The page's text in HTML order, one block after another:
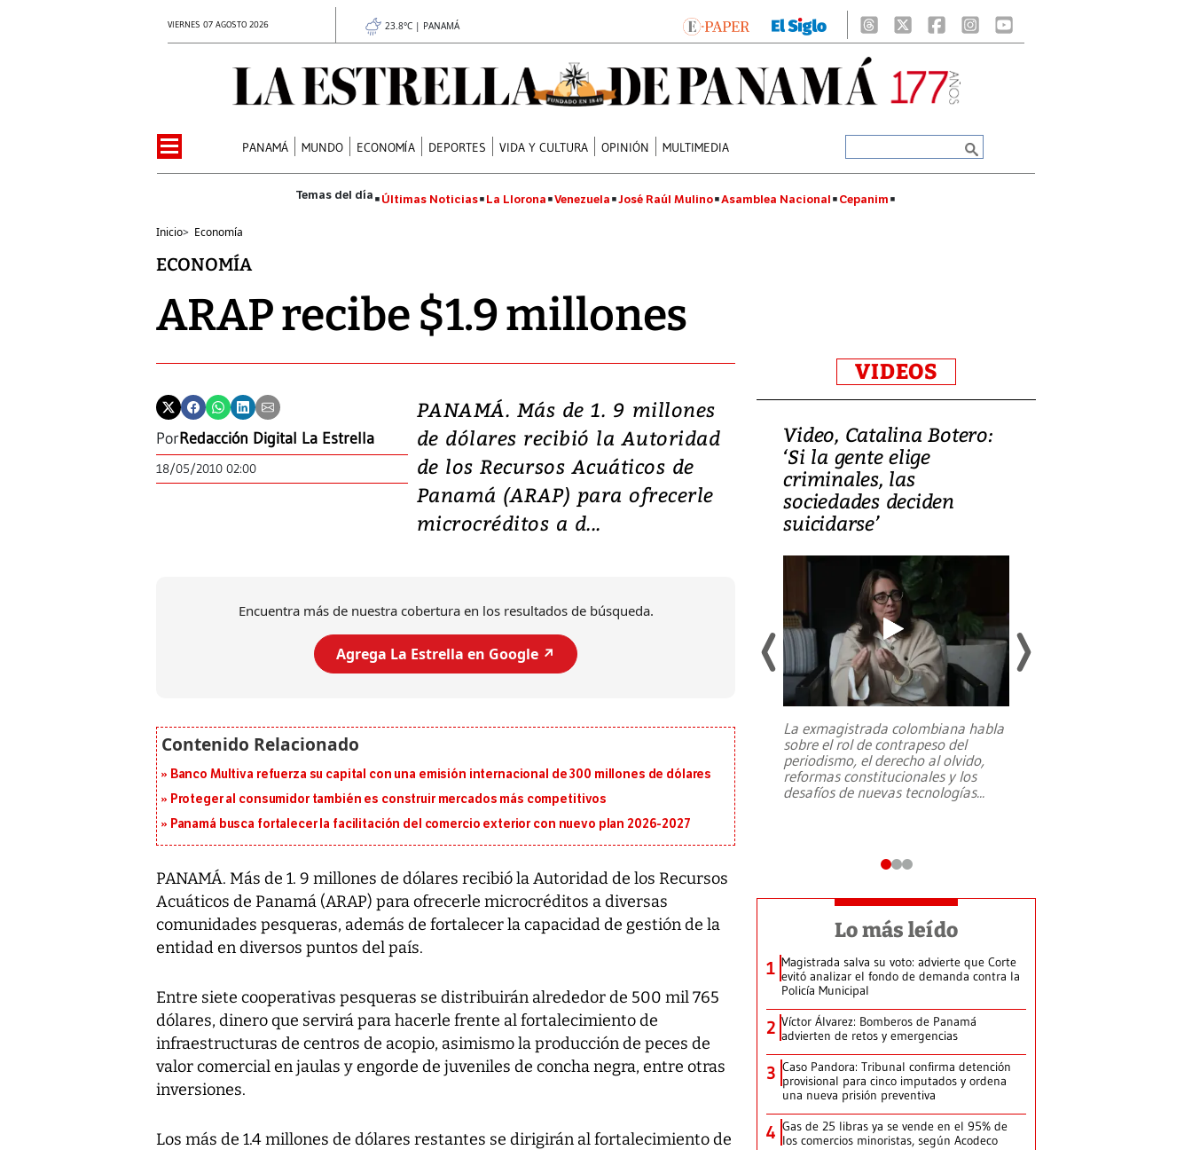
VIERNES 07 AGOSTO 2026 23.8°C | PANAMÁ
PANAMÁ MUNDO ECONOMÍA DEPORTES VIDA Y CULTURA OPINIÓN MULTIMEDIA
Últimas Noticias La Llorona Venezuela José Raúl Mulino Asamblea Nacional Cepanim
Inicio> Economía
ECONOMÍA
ARAP recibe $1.9 millones
PorRedacción Digital La Estrella
18/05/2010 02:00
PANAMÁ. Más de 1. 9 millones
de dólares recibió la Autoridad
de los Recursos Acuáticos de
Panamá (ARAP) para ofrecerle
microcréditos a d...
Encuentra más de nuestra cobertura en los resultados de búsqueda.
Agrega La Estrella en Google ↗️
Banco Multiva refuerza su capital con una emisión internacional de 300 millones de dólares
Proteger al consumidor también es construir mercados más competitivos
Panamá busca fortalecer la facilitación del comercio exterior con nuevo plan 2026-2027
PANAMÁ. Más de 1. 9 millones de dólares recibió la Autoridad de los Recursos
Acuáticos de Panamá (ARAP) para ofrecerle microcréditos a diversas
comunidades pesqueras, además de fortalecer la capacidad de gestión de la
entidad en diversos puntos del país.
Entre siete cooperativas pesqueras se distribuirán alrededor de 500 mil 765
dólares, dinero que servirá para hacerle frente al fortalecimiento de
infraestructuras de centros de acopio, asimismo la producción de peces de
valor comercial en jaulas y engorde de juveniles de concha negra, entre otras
inversiones.
Los más de 1.4 millones de dólares restantes se dirigirán al fortalecimiento de
VIDEOS
Video, Japón: Terremoto
deja heridos y graves
daños en Kumamoto
al sur de Japón, provocando una
Video, Catalina Botero:
‘Si la gente elige
criminales, las
sociedades deciden
suicidarse’
La exmagistrada colombiana habla
sobre el rol de contrapeso del
periodismo, el derecho al olvido,
reformas constitucionales y los
desafíos de nuevas tecnologías...
Lo más leído
1 Magistrada salva su voto: advierte que Corte
evitó analizar el fondo de demanda contra la
Policía Municipal
2 Víctor Álvarez: Bomberos de Panamá
advierten de retos y emergencias
3 Caso Pandora: Tribunal confirma detención
provisional para cinco imputados y ordena
una nueva prisión preventiva
4 Gas de 25 libras ya se vende en el 95% de
los comercios minoristas, según Acodeco